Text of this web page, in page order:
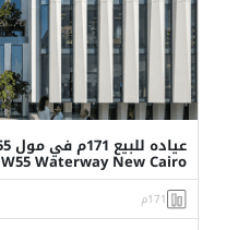
W55 Waterway New Cairo
171م